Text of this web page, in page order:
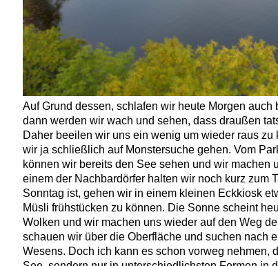
Auf Grund dessen, schlafen wir heute Morgen auch
dann werden wir wach und sehen, dass draußen
Daher beeilen wir uns ein wenig um wieder raus zu
wir ja schließlich auf Monstersuche gehen. Vom
können wir bereits den See sehen und wir machen
einem der Nachbardörfer halten wir noch kurz zum
Sonntag ist, gehen wir in einem kleinen Eckkiosk
Müsli frühstücken zu können. Die Sonne scheint
Wolken und wir machen uns wieder auf den Weg
schauen wir über die Oberfläche und suchen nach
Wesens. Doch ich kann es schon vorweg nehmen,